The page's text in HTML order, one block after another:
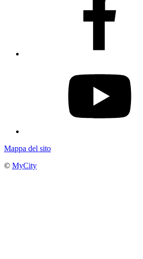
Mappa del sito
© MyCity